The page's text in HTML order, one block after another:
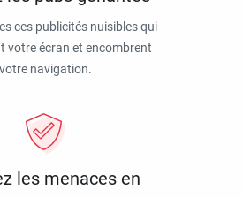
ces publicités nuisibles qui
votre écran et encombrent
votre navigation.
les menaces en